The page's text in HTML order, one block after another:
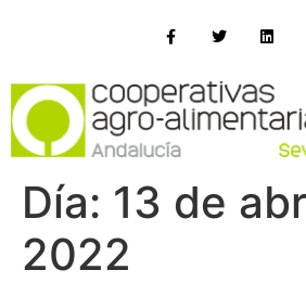
Día: 13 de
2022